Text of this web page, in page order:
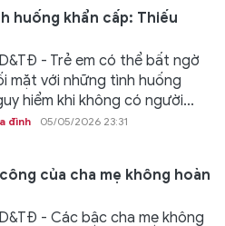
huống khẩn cấp: Thiếu
- Trẻ em có thể bất ngờ
mặt với những tình huống
hiểm khi không có người...
đình 05/05/2026 23:31
của cha mẹ không hoàn
- Các bậc cha mẹ không